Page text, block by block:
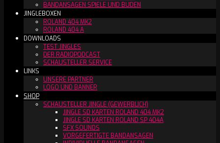
BANDANSAGEN SPIELE UND BUDEN
JINGLEBOXEN
ROLAND 404 MK2
ROLAND 404 A
DOWNLOADS
TEST JINGLES
DER RADIOPODCAST
SCHAUSTELLER SERVICE
LINKS
UNSERE PARTNER
LOGO UND BANNER
SHOP
SCHAUSTELLER JINGLE (GEWERBLICH)
JINGLE SD KARTEN ROLAND 404 MK2
JINGLE SD KARTEN ROLAND SP 404A
SFX SOUNDS
VORGEFERTIGTE BANDANSAGEN